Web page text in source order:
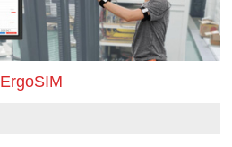
ErgoSIM